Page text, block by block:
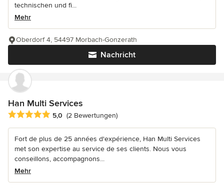
technischen und fi...
Mehr
Nachricht
Oberdorf 4, 54497 Morbach-Gonzerath
Han Multi Services
Durchschnittliche Bewertung: 5 von 5 Sternen
5,0 (2 Bewertungen)
Fort de plus de 25 années d'expérience, Han Multi Services
met son expertise au service de ses clients. Nous vous
conseillons, accompagnons...
Mehr